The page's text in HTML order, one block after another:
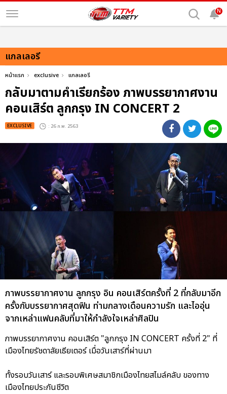
N
แกลเลอรี
หน้าแรก exclusive แกลเลอรี
กลับมาตามคำเรียกร้อง ภาพบรรยากาศงาน
คอนเสิร์ต ลูกกรุง IN CONCERT 2
EXCLUSIVE : 26 ก.พ. 2563
ภาพบรรยากาศงาน ลูกกรุง อิน คอนเสิร์ตครั้งที่ 2 ที่กลับมาอีก
ครั้งกับบรรยากาศสุดฟิน ท่ามกลางเดือนความรัก และไออุ่น
จากเหล่าแฟนคลับที่มาให้กำลังใจเหล่าศิลปิน
ภาพบรรยากาศงาน คอนเสิร์ต "ลูกกรุง IN CONCERT ครั้งที่ 2" ที่
เมืองไทยรัชดาลัยเธียเตอร์ เมื่อวันเสาร์ที่ผ่านมา
ทั้งรอบวันเสาร์ และรอบพิเศษสมาชิกเมืองไทยสไมล์คลับ ของทาง
เมืองไทยประกันชีวิต